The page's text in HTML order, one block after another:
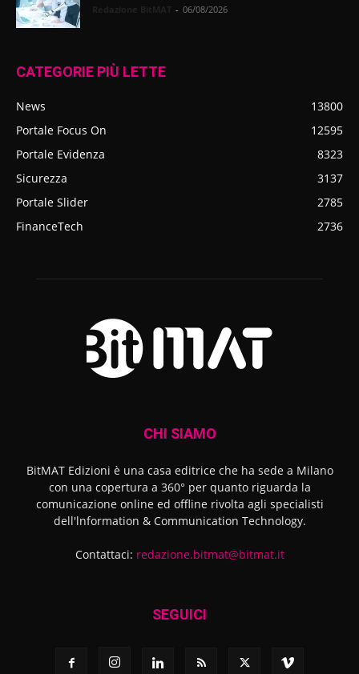
- 06/08/2026
CATEGORIE PIÙ LETTE
News
13800
Portale Focus On
12595
Portale Evidenza
8323
Sicurezza
3137
Portale Slider
2785
FinanceTech
2736
CHI SIAMO
BitMAT Edizioni è una casa editrice che ha sede a Milano
con una copertura a 360° per quanto riguarda la
comunicazione online ed offline rivolta agli specialisti
dell'lnformation & Communication Technology.
Contattaci: redazione.bitmat@bitmat.it
SEGUICI